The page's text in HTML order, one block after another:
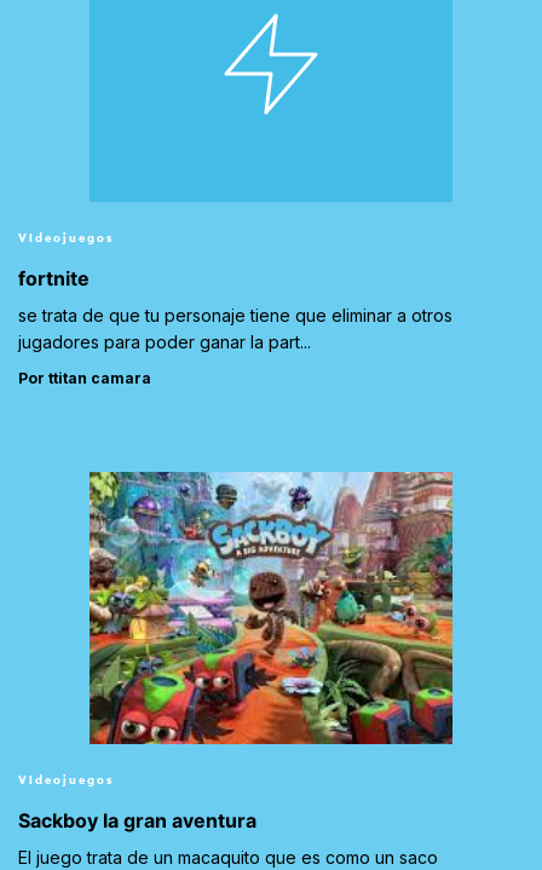
Videojuegos
fortnite
se trata de que tu personaje tiene que eliminar a otros
jugadores para poder ganar la part...
Por ttitan camara
Videojuegos
Sackboy la gran aventura
El juego trata de un macaquito que es como un saco